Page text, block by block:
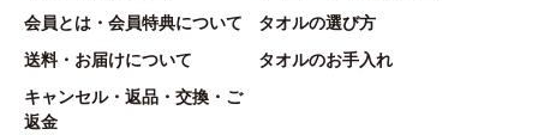
会員とは・会員特典について
送料・お届けについて
キャンセル・返品・交換・ご
返金
タオルの選び方
タオルのお手入れ